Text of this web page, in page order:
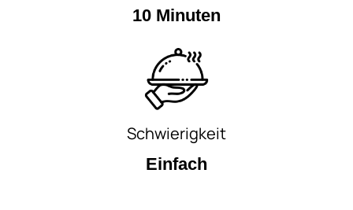
10 Minuten
Schwierigkeit
Einfach